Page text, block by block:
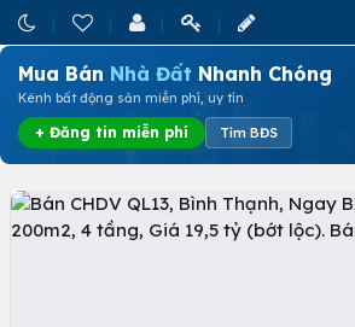
Mua Bán Nhà Đất Nhanh Chóng
Kênh bất động sản miễn phí, uy tín
+ Đăng tin miễn phí Tìm BĐS